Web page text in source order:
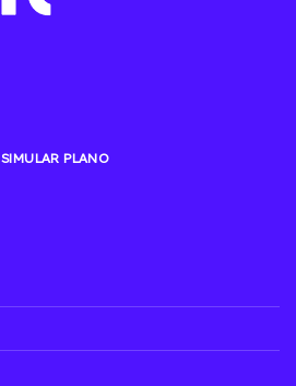
SIMULAR PLANO